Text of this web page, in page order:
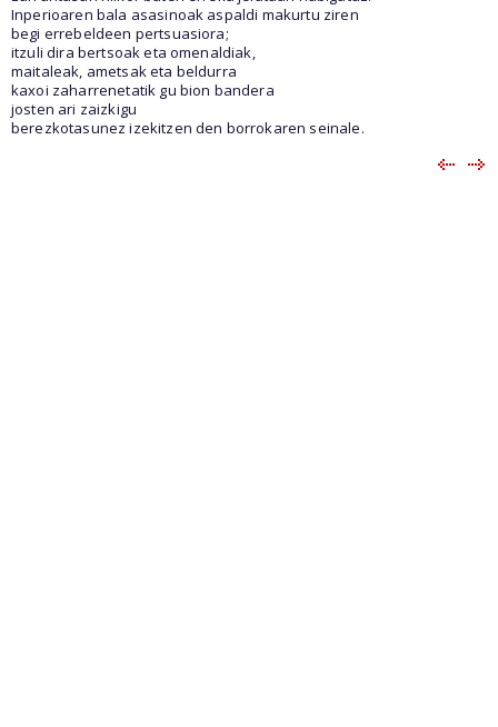
Inperioaren bala asasinoak aspaldi makurtu ziren
begi errebeldeen pertsuasiora;
itzuli dira bertsoak eta omenaldiak,
maitaleak, ametsak eta beldurra
kaxoi zaharrenetatik gu bion bandera
josten ari zaizkigu
berezkotasunez izekitzen den borrokaren seinale.